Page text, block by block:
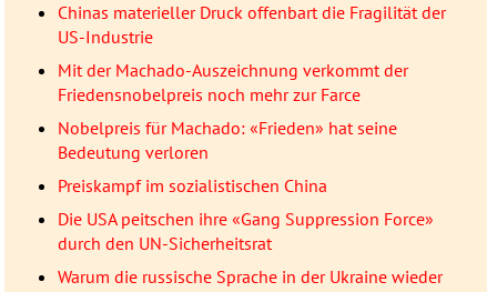
Chinas materieller Druck offenbart die Fragilität der
US-Industrie
Mit der Machado-Auszeichnung verkommt der
Friedensnobelpreis noch mehr zur Farce
Nobelpreis für Machado: «Frieden» hat seine
Bedeutung verloren
Preiskampf im sozialistischen China
Die USA peitschen ihre «Gang Suppression Force»
durch den UN-Sicherheitsrat
Warum die russische Sprache in der Ukraine wieder